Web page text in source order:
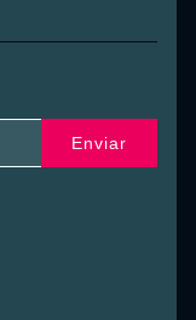
Enviar